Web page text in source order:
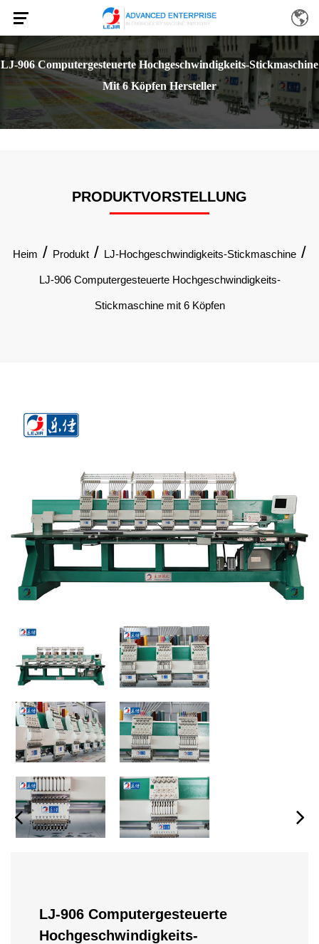
LJ-906 Computergesteuerte Hochgeschwindigkeits-Stickmaschine
Mit 6 Köpfen Hersteller
PRODUKTVORSTELLUNG
Heim / Produkt / LJ-Hochgeschwindigkeits-Stickmaschine /
LJ-906 Computergesteuerte Hochgeschwindigkeits-
Stickmaschine mit 6 Köpfen
LJ-906 Computergesteuerte
Hochgeschwindigkeits-